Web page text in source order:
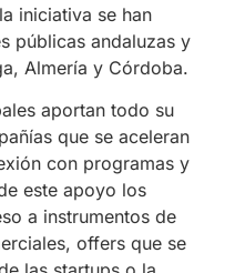
iniciativa se han
públicas andaluzas y
Almería y Córdoba.
aportan todo su
que se aceleran
con programas y
este apoyo los
a instrumentos de
offers que se